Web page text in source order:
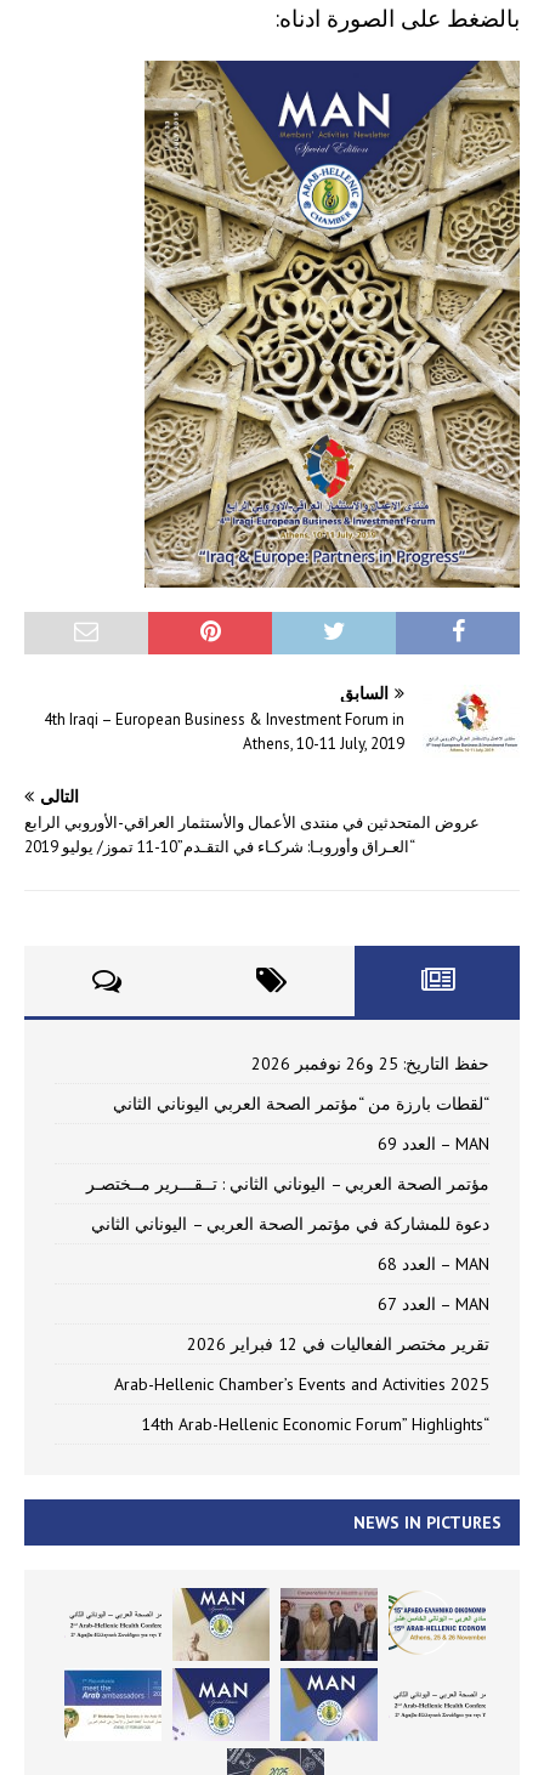
بالضغط على الصورة ادناه:
السابق
4th Iraqi – European Business & Investment Forum in
Athens, 10-11 July, 2019
التالي
عروض المتحدثين في منتدى الأعمال والأستثمار العراقي-الأوروبي الرابع
“العـراق وأوروبـا: شركـاء في التقـدم”10-11 تموز/ يوليو 2019
حفظ التاريخ: 25 و26 نوفمبر 2026
“لقطات بارزة من “مؤتمر الصحة العربي اليوناني الثاني
MAN – العدد 69
مؤتمر الصحة العربي – اليوناني الثاني : تــقـــرير مــختصـر
دعوة للمشاركة في مؤتمر الصحة العربي – اليوناني الثاني
MAN – العدد 68
MAN – العدد 67
تقرير مختصر الفعاليات في 12 فبراير 2026
Arab-Hellenic Chamber’s Events and Activities 2025
“14th Arab-Hellenic Economic Forum” Highlights
NEWS IN PICTURES